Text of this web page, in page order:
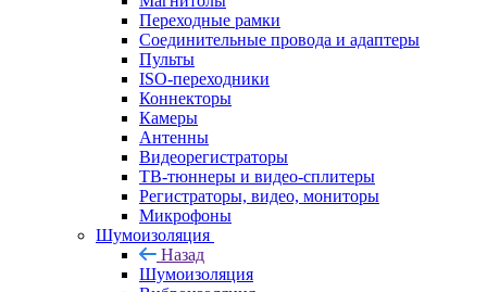
Переходные рамки
Соединительные провода и адаптеры
Пульты
ISO-переходники
Коннекторы
Камеры
Антенны
Видеорегистраторы
ТВ-тюннеры и видео-сплитеры
Регистраторы, видео, мониторы
Микрофоны
Шумоизоляция
Назад
Шумоизоляция